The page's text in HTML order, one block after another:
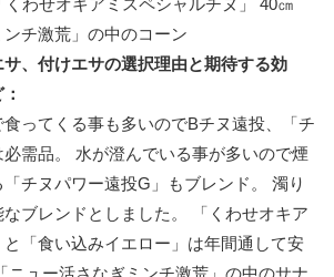
ンチ激荒」の中のコーン
、付けエサの選択理由と期待する効
ってくる事も多いのでBチヌ遠投、「チ
需品。 水が澄んでいる事が多いので煙
チヌパワー遠投G」もブレンド。 濁り
ブレンドとしました。 「くわせオキア
「食い込みイエロー」は年間通して安
ニュー活さなぎミンチ激荒」の中のサナ